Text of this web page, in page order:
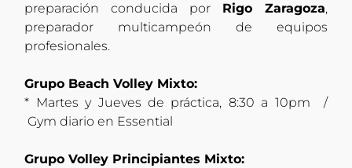
preparación conducida por Rigo Zaragoza,
preparador multicampeón de equipos
profesionales.
Grupo Beach Volley Mixto:
* Martes y Jueves de práctica, 8:30 a 10pm /
Gym diario en Essential
Grupo Volley Principiantes Mixto: